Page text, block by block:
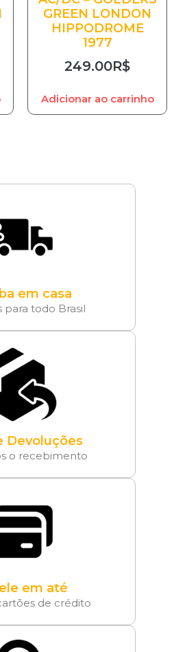
GREEN LONDON
HIPPODROME
1977
249.00R$
Adicionar ao carrinho
em casa
para todo Brasil
Devoluções
o recebimento
em até
de crédito